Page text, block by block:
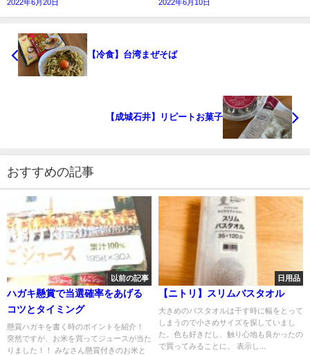
2022年6月20日 2022年6月10日
【冷食】台湾まぜそば
【成城石井】リピートお菓子
おすすめの記事
以前の記事
ハガキ懸賞で当選確率をあげる
コツとタイミング
懸賞ハガキを書く時のポイントを紹介！
突然ですが、お米を買ってジュースが当た
りました！！ みなさん懸賞付きのお米と
日用品
【ニトリ】スリムバスタオル
大きめのバスタオルは干す時に幅をとって
しまうので小さめサイズを探していまし
た。色も好きだし、触り心地も良かったの
で買ってみることに。 表示し...